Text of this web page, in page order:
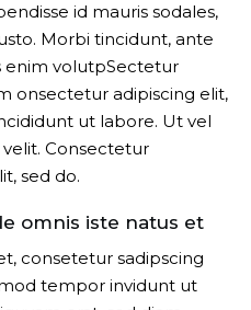
id mauris sodales,
Morbi tincidunt, ante
enim volutpSectetur
onsectetur adipiscing elit,
ut labore. Ut vel
Consectetur
sed do.
omnis iste natus et
consetetur sadipscing
tempor invidunt ut